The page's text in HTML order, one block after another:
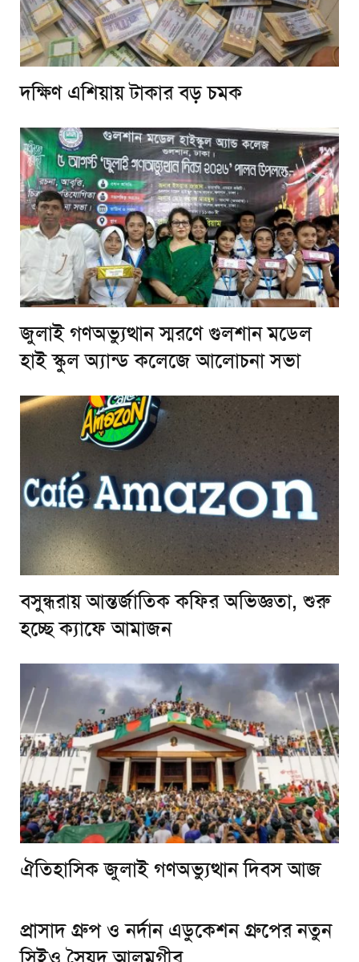
দক্ষিণ এশিয়ায় টাকার বড় চমক
জুলাই গণঅভ্যুত্থান স্মরণে গুলশান মডেল
হাই স্কুল অ্যান্ড কলেজে আলোচনা সভা
বসুন্ধরায় আন্তর্জাতিক কফির অভিজ্ঞতা, শুরু
হচ্ছে ক্যাফে আমাজন
ঐতিহাসিক জুলাই গণঅভ্যুত্থান দিবস আজ
প্রাসাদ গ্রুপ ও নর্দান এডুকেশন গ্রুপের নতুন